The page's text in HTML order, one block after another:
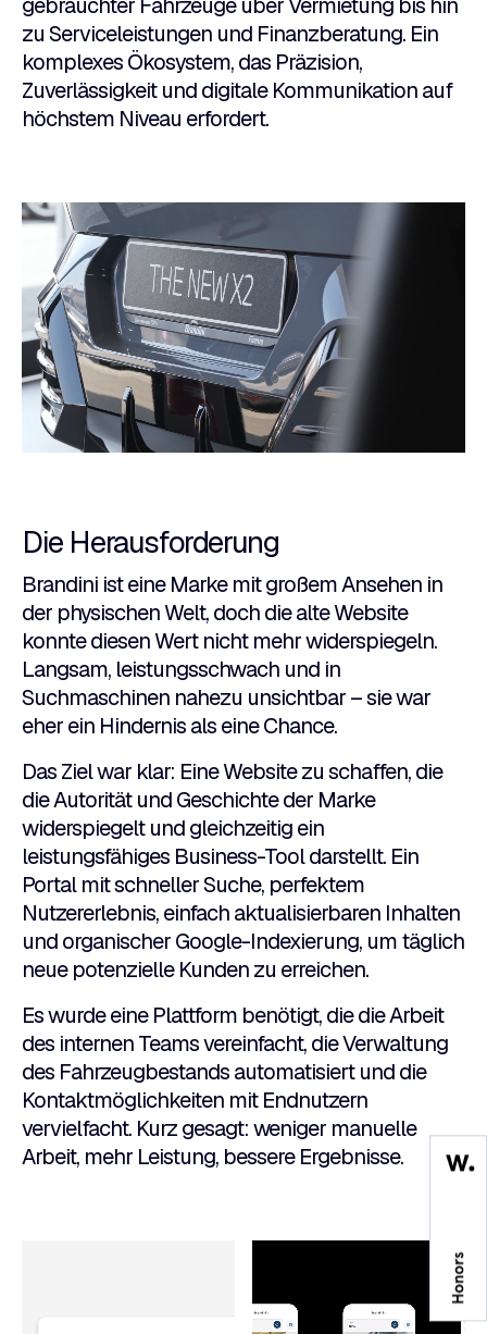
zu Serviceleistungen und Finanzberatung. Ein
komplexes Ökosystem, das Präzision,
Zuverlässigkeit und digitale Kommunikation auf
höchstem Niveau erfordert.
Die Herausforderung
Brandini ist eine Marke mit großem Ansehen in
der physischen Welt, doch die alte Website
konnte diesen Wert nicht mehr widerspiegeln.
Langsam, leistungsschwach und in
Suchmaschinen nahezu unsichtbar – sie war
eher ein Hindernis als eine Chance.
Das Ziel war klar: Eine Website zu schaffen, die
die Autorität und Geschichte der Marke
widerspiegelt und gleichzeitig ein
leistungsfähiges Business-Tool darstellt. Ein
Portal mit schneller Suche, perfektem
Nutzererlebnis, einfach aktualisierbaren Inhalten
und organischer Google-Indexierung, um täglich
neue potenzielle Kunden zu erreichen.
Es wurde eine Plattform benötigt, die die Arbeit
des internen Teams vereinfacht, die Verwaltung
des Fahrzeugbestands automatisiert und die
Kontaktmöglichkeiten mit Endnutzern
vervielfacht. Kurz gesagt: weniger manuelle
Arbeit, mehr Leistung, bessere Ergebnisse.